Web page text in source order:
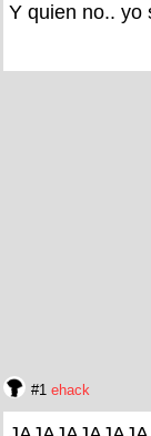
Y quien no.. yo
#1 ehack